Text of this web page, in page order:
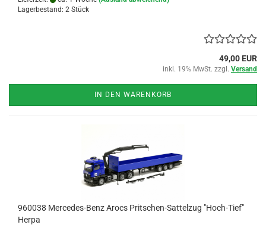
Lagerbestand: 2 Stück
49,00 EUR
inkl. 19% MwSt. zzgl. Versand
IN DEN WARENKORB
960038 Mercedes-Benz Arocs Pritschen-Sattelzug "Hoch-Tief"
Herpa